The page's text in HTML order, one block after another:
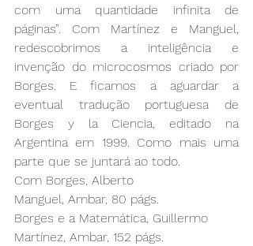
com uma quantidade infinita de
páginas”. Com Martínez e Manguel,
redescobrimos a inteligência e
invenção do microcosmos criado por
Borges. E ficamos a aguardar a
eventual tradução portuguesa de
Borges y la Ciencia, editado na
Argentina em 1999. Como mais uma
parte que se juntará ao todo.
Com Borges, Alberto
Manguel, Ambar, 80 págs.
Borges e a Matemática, Guillermo
Martínez, Ambar, 152 págs.